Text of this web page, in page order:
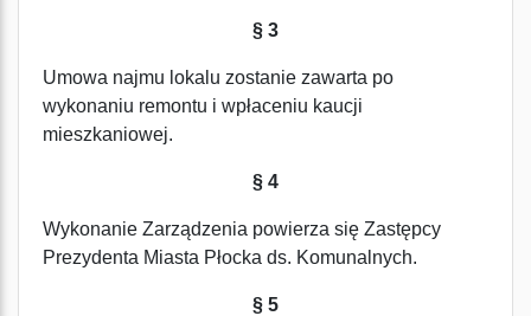
§ 3
Umowa najmu lokalu zostanie zawarta po
wykonaniu remontu i wpłaceniu kaucji
mieszkaniowej.
§ 4
Wykonanie Zarządzenia powierza się Zastępcy
Prezydenta Miasta Płocka ds. Komunalnych.
§ 5